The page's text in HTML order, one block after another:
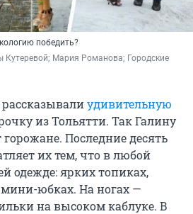
победить?
Кутеревой; Мария Романова; Городские
удивительную
из Тольятти. Так Галину
Последние десять
их тем, что в любой
одежде: ярких топиках,
юбках. На ногах —
на высоком каблуке. В